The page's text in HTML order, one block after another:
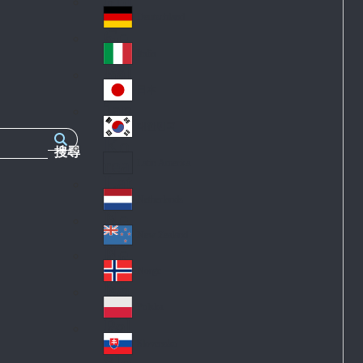
搜尋
nc
e
Ge
an
y
Ital
y
Jap
an
Lat
in
A
me
ric
a
Ne
the
rla
nd
s
Ne
w
Ze
ala
nd
No
rw
ay
Pol
an